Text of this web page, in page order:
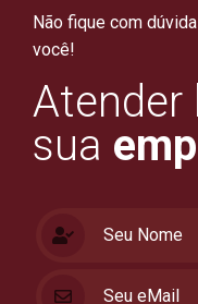
Não fique com
você!
Atender
sua